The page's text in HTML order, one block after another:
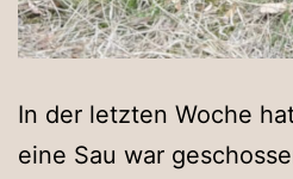
In der letzten Woche
eine Sau war